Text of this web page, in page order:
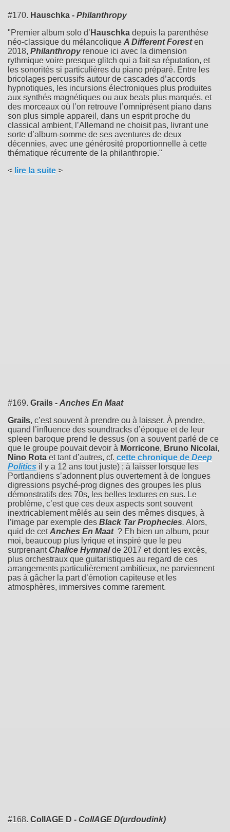
#170. Hauschka - Philanthropy
"Premier album solo d’ Hauschka depuis la parenthèse
néo-classique du mélancolique A Different Forest en
2018, Philanthropy renoue ici avec la dimension
rythmique voire presque glitch qui a fait sa réputation, et
les sonorités si particulières du piano préparé. Entre les
bricolages percussifs autour de cascades d’accords
hypnotiques, les incursions électroniques plus produites
aux synthés magnétiques ou aux beats plus marqués, et
des morceaux où l’on retrouve l’omniprésent piano dans
son plus simple appareil, dans un esprit proche du
classical ambient, l’Allemand ne choisit pas, livrant une
sorte d’album-somme de ses aventures de deux
décennies, avec une générosité proportionnelle à cette
thématique récurrente de la philanthropie."
< lire la suite >
#169. Grails - Anches En Maat
Grails, c’est souvent à prendre ou à laisser. À prendre,
quand l’influence des soundtracks d’époque et de leur
spleen baroque prend le dessus (on a souvent parlé de ce
que le groupe pouvait devoir à Morricone, Bruno Nicolai,
Nino Rota et tant d’autres, cf. cette chronique de Deep
Politics il y a 12 ans tout juste) ; à laisser lorsque les
Portlandiens s’adonnent plus ouvertement à de longues
digressions psyché-prog dignes des groupes les plus
démonstratifs des 70s, les belles textures en sus. Le
problème, c’est que ces deux aspects sont souvent
inextricablement mêlés au sein des mêmes disques, à
l’image par exemple des Black Tar Prophecies. Alors,
quid de cetAnches En Maat ? Eh bien un album, pour
moi, beaucoup plus lyrique et inspiré que le peu
surprenantChalice Hymnal de 2017 et dont les excès,
plus orchestraux que guitaristiques au regard de ces
arrangements particulièrement ambitieux, ne parviennent
pas à gâcher la part d’émotion capiteuse et les
atmosphères, immersives comme rarement.
#168. CollAGE D - CollAGE D(urdoudink)